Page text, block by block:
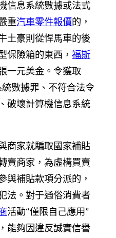
信息系統數據或法式
重汽車零件報價的，
土豪則從悍馬車的後
保險箱的東西， 福斯
一元美金。令獲取
數據罪、不符合法令
破壞計算機信息系統
商家就騙取國家補貼
賣商家，為虛構買賣
與補貼款項分派的，
法。對于通俗消費者
活動“僅限自己應用”
能夠因違反誠實信譽